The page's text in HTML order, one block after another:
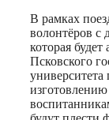
В рамках
волонтёров с
которая
Псковского
университета